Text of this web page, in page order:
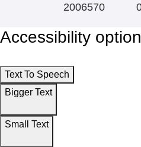
2006570
Accessibility
Text To Speech
Bigger Text
Small Text